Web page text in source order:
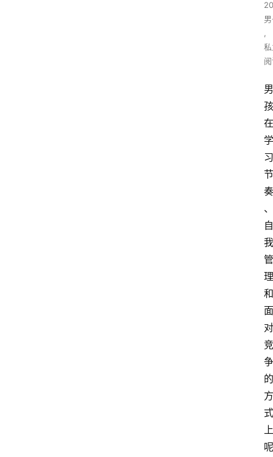
,
男
孩
在
学
习
节
奏
、
自
我
管
理
和
面
对
竞
争
的
方
式
上
呢